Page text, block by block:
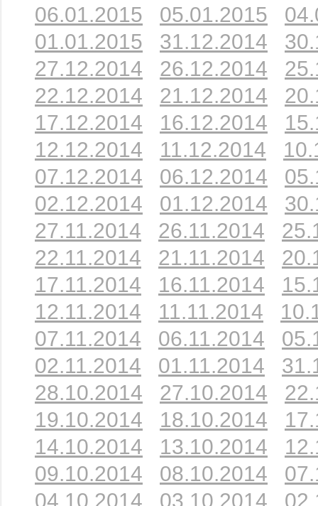
06.01.2015
05.01.2015
01.01.2015
31.12.2014
27.12.2014
26.12.2014
22.12.2014
21.12.2014
17.12.2014
16.12.2014
12.12.2014
11.12.2014
07.12.2014
06.12.2014
02.12.2014
01.12.2014
27.11.2014
26.11.2014
22.11.2014
21.11.2014
17.11.2014
16.11.2014
12.11.2014
11.11.2014
07.11.2014
06.11.2014
02.11.2014
01.11.2014
28.10.2014
27.10.2014
19.10.2014
18.10.2014
14.10.2014
13.10.2014
09.10.2014
08.10.2014
04.10.2014
03.10.2014